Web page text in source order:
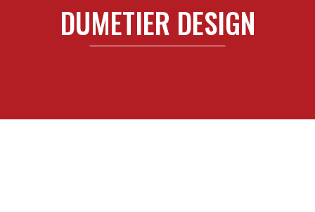
DUMETIER DESIGN